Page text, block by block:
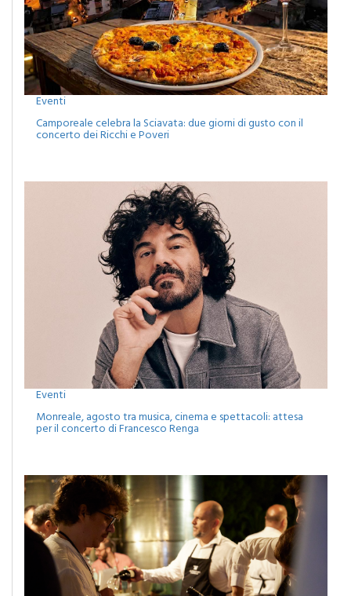
Eventi
Camporeale celebra la Sciavata: due giorni di gusto con il
concerto dei Ricchi e Poveri
Eventi
Monreale, agosto tra musica, cinema e spettacoli: attesa
per il concerto di Francesco Renga